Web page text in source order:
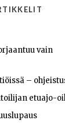
vain
–
etuajo-